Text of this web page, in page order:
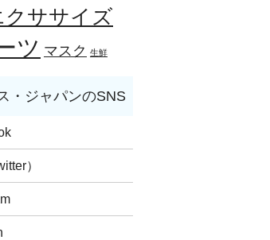
クササイズ
ツ マスク 生鮮
）